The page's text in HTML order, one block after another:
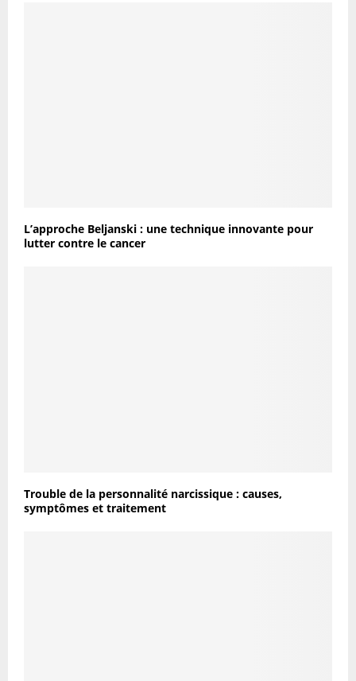
L’approche Beljanski : une technique innovante pour
lutter contre le cancer
Trouble de la personnalité narcissique : causes,
symptômes et traitement